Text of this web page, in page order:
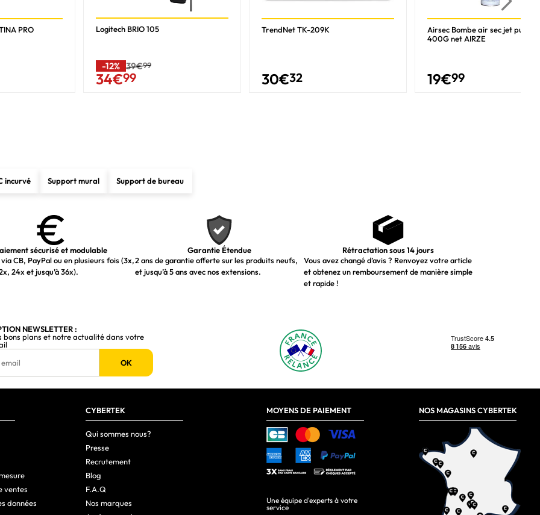
Oui
1
1.2
Oui
Oui
Kensington
3 - 20°
Tchèque, Allemand, Anglais, Espagnol, Français, Italien, Japonais, Néerlandais, Polonais, Russe, Ukrainien
PRO Logitech BRIO 105
-12% 39€99
34€99
TrendNet TK-209K
30€32
Airsec Bombe air sec jet
400G net AIRZE
19€99
incurvé Support mural Support de bureau
sécurisé et modulable
CB, PayPal ou en plusieurs fois (3x,
24x et jusqu’à 36x).
Garantie Étendue
2 ans de garantie offerte sur les produits neufs,
et jusqu’à 5 ans avec nos extensions.
Rétractation sous 14 jours
Vous avez changé d’avis ? Renvoyez votre article
et obtenez un remboursement de manière simple
et rapide !
NEWSLETTER :
bons plans et notre actualité dans votre
OK
ventes
données
CYBERTEK
Qui sommes nous?
Presse
Recrutement
Blog
F.A.Q
Nos marques
MOYENS DE PAIEMENT
Une équipe d'experts à votre
service
NOS MAGASINS CYBERTEK